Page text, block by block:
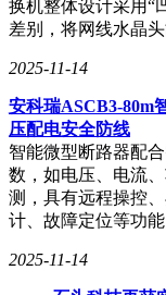
换机整体设计采用“
差别，将网线水晶
2025-11-14
安科瑞ASCB3-80m
压配电安全防线
智能微型断路器配
数，如电压、电流
测，具有远程操控
计、故障定位等功
2025-11-14